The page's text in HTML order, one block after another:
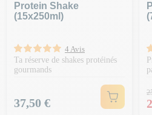
Protein Shake
(15x250ml)
4 Avis
Ta réserve de shakes protéinés
gourmands
Prix
37,50 €